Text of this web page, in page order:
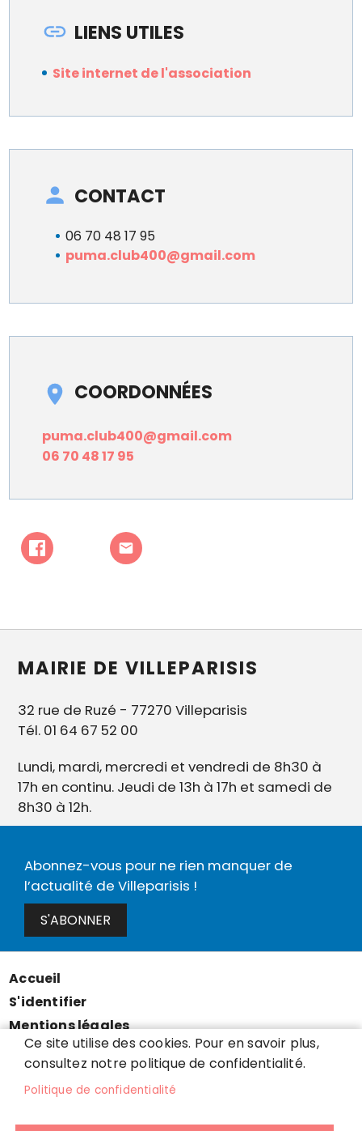
LIENS UTILES
Site internet de l'association
CONTACT
06 70 48 17 95
puma.club400@gmail.com
COORDONNÉES
puma.club400@gmail.com
06 70 48 17 95
MAIRIE DE VILLEPARISIS
32 rue de Ruzé - 77270 Villeparisis
Tél. 01 64 67 52 00
Lundi, mardi, mercredi et vendredi de 8h30 à
17h en continu. Jeudi de 13h à 17h et samedi de
8h30 à 12h.
Abonnez-vous pour ne rien manquer de
l’actualité de Villeparisis !
S'ABONNER
Menu
Pied
de
page
Accueil
S'identifier
Mentions légales
Données personnelles
Accessibilité : partiellement conforme
Cookies
Ce site utilise des cookies. Pour en savoir plus,
consultez notre politique de confidentialité.
Politique de confidentialité